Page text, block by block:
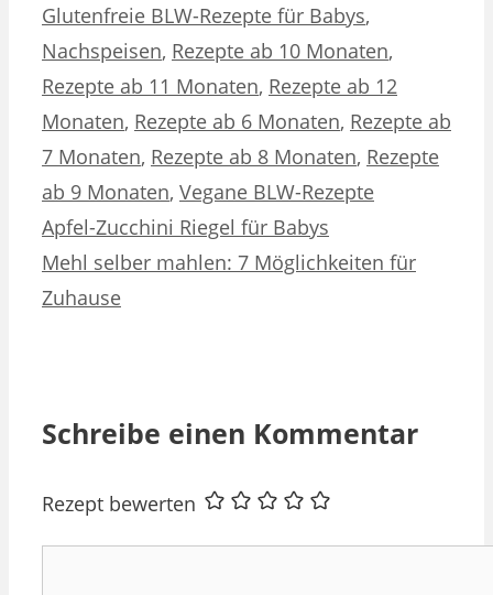
Glutenfreie BLW-Rezepte für Babys,
Nachspeisen, Rezepte ab 10 Monaten,
Rezepte ab 11 Monaten, Rezepte ab 12
Monaten, Rezepte ab 6 Monaten, Rezepte ab
7 Monaten, Rezepte ab 8 Monaten, Rezepte
ab 9 Monaten, Vegane BLW-Rezepte
Apfel-Zucchini Riegel für Babys
Mehl selber mahlen: 7 Möglichkeiten für
Zuhause
Schreibe einen Kommentar
Rezept bewerten